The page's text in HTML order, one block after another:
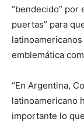
“bendecido” por
puertas” para
emblemática
“En Argentina,
latinoamericano
importante lo